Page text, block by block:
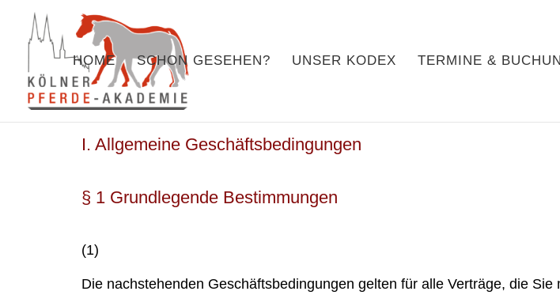
HOME SCHON GESEHEN? UNSER KODEX TERMINE &
I. Allgemeine Geschäftsbedingungen
§ 1 Grundlegende Bestimmungen
(1)
Die nachstehenden Geschäftsbedingungen gelten für alle Verträge, die